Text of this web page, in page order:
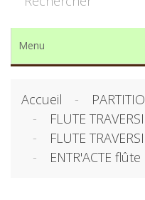
Menu
Accueil
FLUTE
FLUTE
ENTR'ACTE